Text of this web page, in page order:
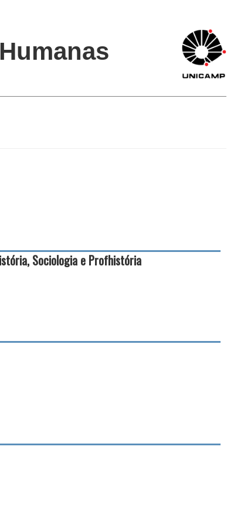
Sociologia e Profhistória